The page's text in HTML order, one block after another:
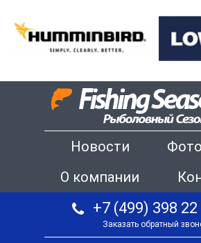
Новости
О компании
+7 (499) 398 22
Заказать обратный